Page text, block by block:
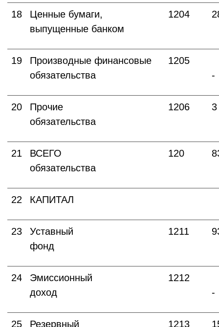
18
Ценные бумаги,
выпущенные банком
1204
19
Производные финансовые
обязательства
1205
-
20
Прочие
обязательства
1206
21
ВСЕГО
обязательства
120
22 КАПИТАЛ
23
Уставный
фонд
1211
24
Эмиссионный
доход
1212
-
25
Резервный
1213